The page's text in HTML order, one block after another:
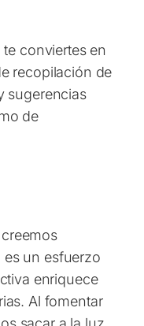
te conviertes en
recopilación de
sugerencias
de
un esfuerzo
enriquece
Al fomentar